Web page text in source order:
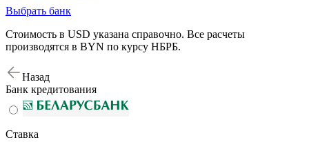
Выбрать банк
Стоимость в USD указана справочно. Все расчеты
производятся в BYN по курсу НБРБ.
Назад
Банк кредитования
Ставка